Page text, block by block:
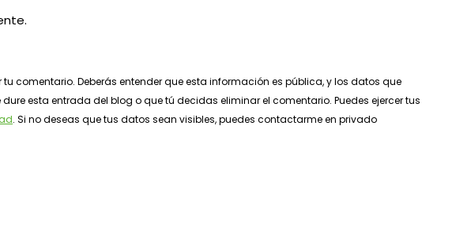
comentario. Deberás entender que esta información es pública, y los datos que
esta entrada del blog o que tú decidas eliminar el comentario. Puedes ejercer tus
. Si no deseas que tus datos sean visibles, puedes contactarme en privado